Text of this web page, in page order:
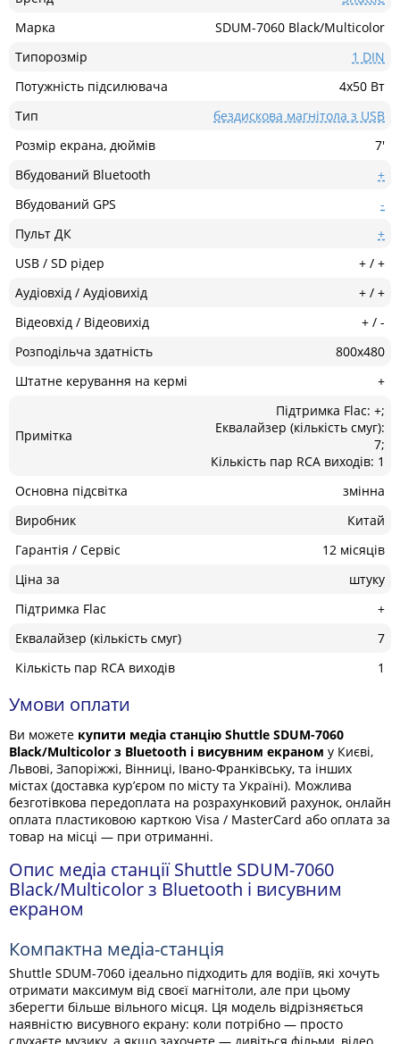
Марка
SDUM-7060 Black/Multicolor
Типорозмір
1 DIN
Потужність підсилювача
4x50 Вт
Тип
бездискова магнітола з USB
Розмір екрана, дюймів
7'
Вбудований Bluetooth
+
Вбудований GPS
-
Пульт ДК
+
USB / SD рідер
+ / +
Аудіовхід / Аудіовихід
+ / +
Відеовхід / Відеовихід
+ / -
Розподільча здатність
800х480
Штатне керування на кермі
+
Примітка
Підтримка Flac: +;
Еквалайзер (кількість смуг):
7;
Кількість пар RCA виходів: 1
Основна підсвітка
змінна
Виробник
Китай
Гарантія / Сервіс
12 місяців
Ціна за
штуку
Підтримка Flac
+
Еквалайзер (кількість смуг)
7
Кількість пар RCA виходів
1
Умови оплати
Ви можете купити медіа станцію Shuttle SDUM-7060
Black/Multicolor з Bluetooth і висувним екраном у Києві,
Львові, Запоріжжі, Вінниці, Івано-Франківську, та інших
містах (доставка кур’єром по місту та Україні). Можлива
безготівкова передоплата на розрахунковий рахунок, онлайн
оплата пластиковою карткою Visa / MasterCard або оплата за
товар на місці — при отриманні.
Опис медіа станції Shuttle SDUM-7060
Black/Multicolor з Bluetooth і висувним
екраном
Компактна медіа-станція
Shuttle SDUM-7060 ідеально підходить для водіїв, які хочуть
отримати максимум від своєї магнітоли, але при цьому
зберегти більше вільного місця. Ця модель відрізняється
наявністю висувного екрану: коли потрібно — просто